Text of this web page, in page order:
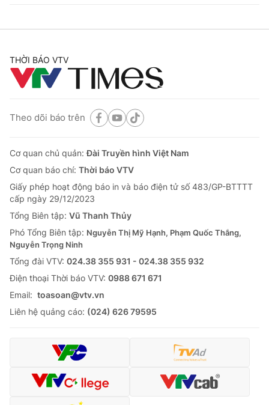
THỜI BÁO VTV
Theo dõi báo trên
Cơ quan chủ quản:Đài Truyền hình Việt Nam
Cơ quan báo chí: Thời báo VTV
Giấy phép hoạt động báo in và báo điện tử số 483/GP-BTTTT
cấp ngày 29/12/2023
Tổng Biên tập: Vũ Thanh Thủy
Phó Tổng Biên tập: Nguyễn Thị Mỹ Hạnh, Phạm Quốc Thắng,
Nguyễn Trọng Ninh
Tổng đài VTV: 024.38 355 931 - 024.38 355 932
Ðiện thoại Thời báo VTV: 0988 671 671
Email: toasoan@vtv.vn
Liên hệ quảng cáo: (024) 626 79595